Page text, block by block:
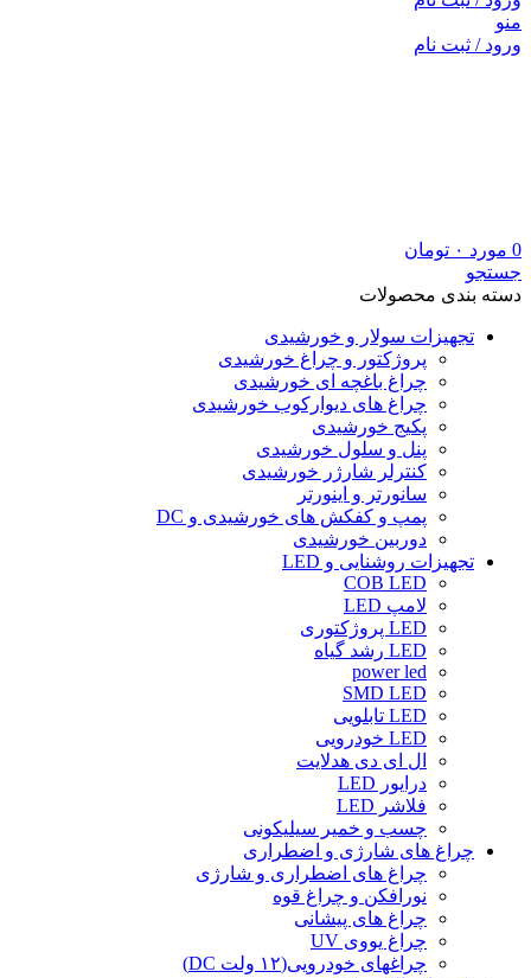
منو
ورود / ثبت نام
0 مورد ۰ تومان
جستجو
دسته بندی محصولات
تجهیزات سولار و خورشیدی
پروژکتور و چراغ خورشیدی
چراغ باغچه ای خورشیدی
چراغ های دیوارکوب خورشیدی
پکیج خورشیدی
پنل و سلول خورشیدی
کنترلر شارژر خورشیدی
سانورتر و اینورتر
پمپ و کفکش های خورشیدی و DC
دوربین خورشیدی
تجهیزات روشنایی و LED
COB LED
لامپ LED
LED پروژکتوری
LED رشد گیاه
power led
SMD LED
LED تابلویی
LED خودرویی
ال ای دی هدلایت
درایور LED
فلاشر LED
چسب و خمیر سیلیکونی
چراغ های شارژی و اضطراری
چراغ های اضطراری و شارژی
نورافکن و چراغ قوه
چراغ های پیشانی
چراغ یووی UV
چراغهای خودرویی(۱۲ ولت DC)